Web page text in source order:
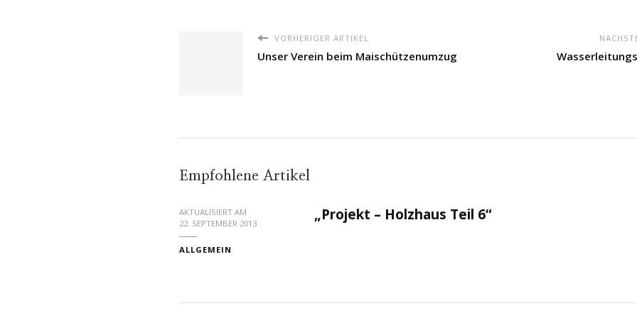
VORHERIGER ARTIKEL
Unser Verein beim Maischützenumzug
Empfohlene Artikel
AKTUALISIERT AM
22. SEPTEMBER 2013
ALLGEMEIN
„Projekt – Holzhaus Teil 6“